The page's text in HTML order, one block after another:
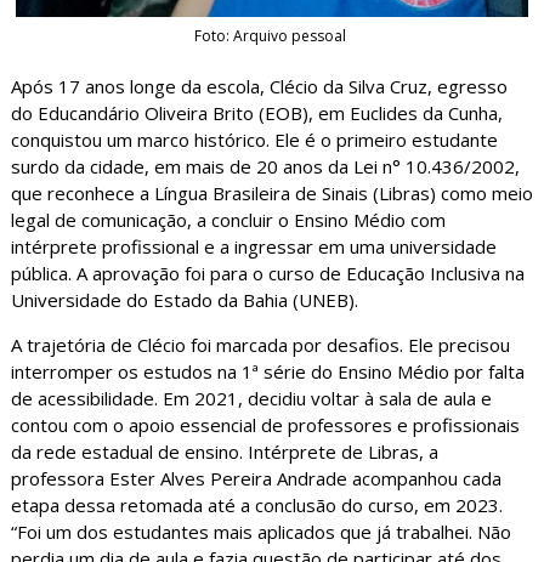
Foto: Arquivo pessoal
Após 17 anos longe da escola, Clécio da Silva Cruz, egresso
do Educandário Oliveira Brito (EOB), em Euclides da Cunha,
conquistou um marco histórico. Ele é o primeiro estudante
surdo da cidade, em mais de 20 anos da Lei n° 10.436/2002,
que reconhece a Língua Brasileira de Sinais (Libras) como meio
legal de comunicação, a concluir o Ensino Médio com
intérprete profissional e a ingressar em uma universidade
pública. A aprovação foi para o curso de Educação Inclusiva na
Universidade do Estado da Bahia (UNEB).
A trajetória de Clécio foi marcada por desafios. Ele precisou
interromper os estudos na 1ª série do Ensino Médio por falta
de acessibilidade. Em 2021, decidiu voltar à sala de aula e
contou com o apoio essencial de professores e profissionais
da rede estadual de ensino. Intérprete de Libras, a
professora Ester Alves Pereira Andrade acompanhou cada
etapa dessa retomada até a conclusão do curso, em 2023.
“Foi um dos estudantes mais aplicados que já trabalhei. Não